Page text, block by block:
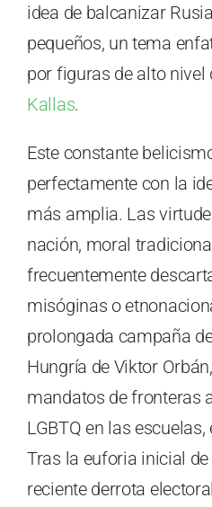
idea de balcanizar
pequeños, un tema
por figuras de alto nivel
Kallas.
Este constante
perfectamente con la
más amplia. Las
nación, moral
frecuentemente
misóginas o
prolongada campaña
Hungría de Viktor
mandatos de fronteras
LGBTQ en las
Tras la euforia inicial
reciente derrota